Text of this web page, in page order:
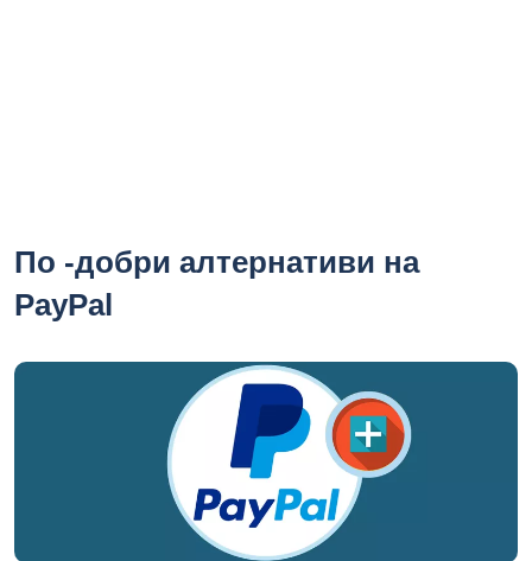
По -добри алтернативи на
PayPal